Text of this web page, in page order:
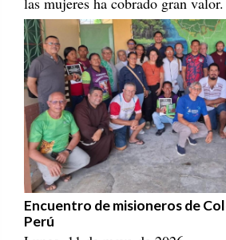
Encuentro de misioneros de
Perú
Lunes, 11 de mayo de 2026